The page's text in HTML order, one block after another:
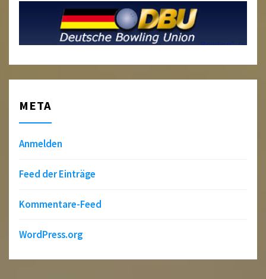
META
Anmelden
Feed der Einträge
Kommentare-Feed
WordPress.org